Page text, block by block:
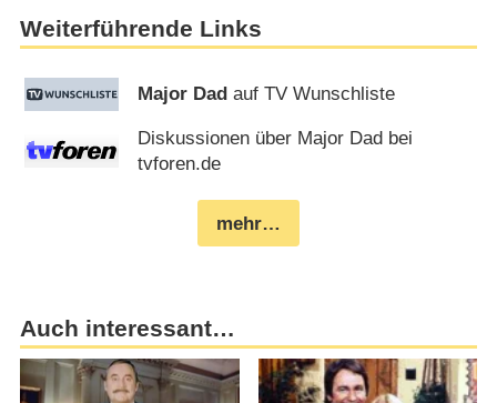
Weiterführende Links
Major Dad auf TV Wunschliste
Diskussionen über Major Dad bei
tvforen.de
mehr…
Auch interessant…